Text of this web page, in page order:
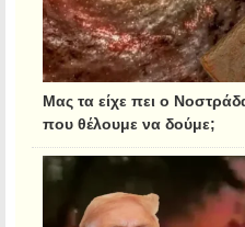
Μας τα είχε πει ο
που θέλουμε να δούμε;